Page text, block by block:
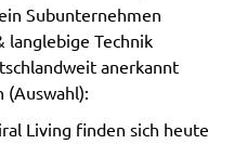
Subunternehmen
langlebige Technik
anerkannt
(Auswahl):
Living finden sich heute